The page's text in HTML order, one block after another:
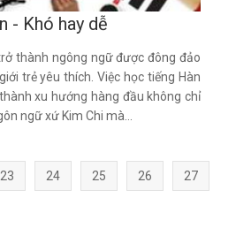
- Khó hay dễ
thành ngông ngữ được đông đảo
trẻ yêu thích. Việc học tiếng Hàn
xu hướng hàng đầu không chỉ
ngữ xứ Kim Chi mà...
23 24 25 26 27